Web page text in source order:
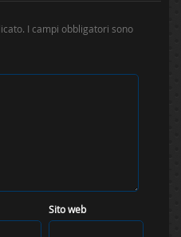
I campi obbligatori sono
Sito web